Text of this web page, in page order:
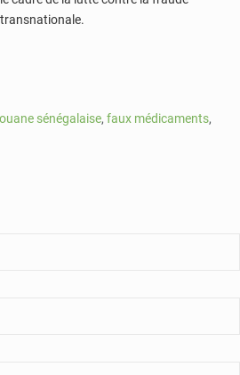
sénégalaise, faux médicaments,